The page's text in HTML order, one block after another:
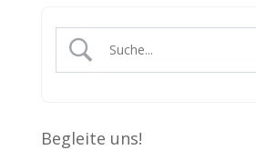
Begleite uns!